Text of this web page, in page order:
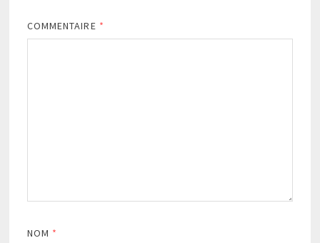
COMMENTAIRE *
NOM *